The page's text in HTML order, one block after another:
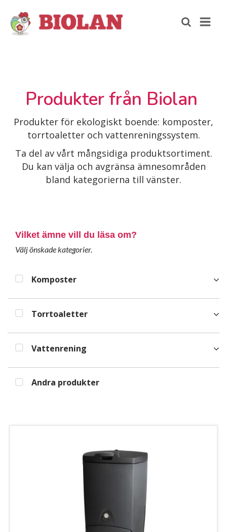
Produkter från Biolan
Produkter för ekologiskt boende: komposter,
torrtoaletter och vattenreningssystem.
Ta del av vårt mångsidiga produktsortiment.
Du kan välja och avgränsa ämnesområden
bland kategorierna till vänster.
Vilket ämne vill du läsa om?
Välj önskade kategorier.
Komposter
Torrtoaletter
Vattenrening
Andra produkter